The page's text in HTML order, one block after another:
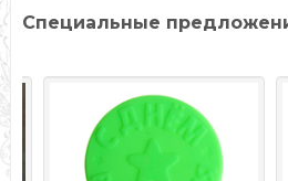
Специальные